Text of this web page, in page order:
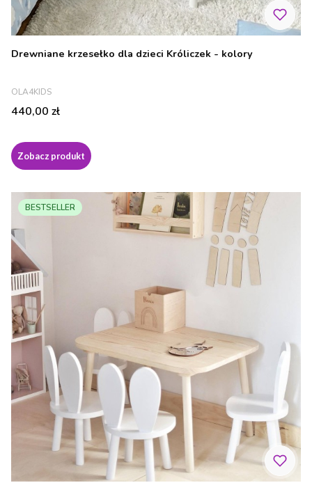
Drewniane krzesełko dla dzieci Króliczek - kolory
PRODUCENT
OLA4KIDS
Cena
440,00 zł
Zobacz produkt
BESTSELLER